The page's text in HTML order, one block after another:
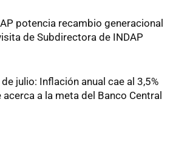
potencia recambio generacional
de Subdirectora de INDAP
de julio: Inflación anual cae al 3,5%
acerca a la meta del Banco Central